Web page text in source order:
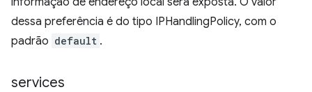
dessa preferência é do tipo IPHandlingPolicy, com o
padrão default .
services